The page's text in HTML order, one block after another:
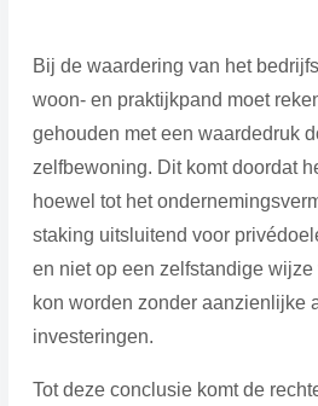
Bij de waardering van het
woon- en praktijkpand moet
gehouden met een waardedruk
zelfbewoning. Dit komt doordat
hoewel tot het
staking uitsluitend voor
en niet op een zelfstandige
kon worden zonder aanzienlijke
investeringen.
Tot deze conclusie komt de